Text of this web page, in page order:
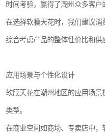
时间考验，赢得了潮州众多客户
在选择软膜天花时，我们建议
综合考虑产品的整体性价比和供
应用场景与个性化设计
软膜天花在潮州地区的应用场景
类型。
在商业空间如商场、专卖店中